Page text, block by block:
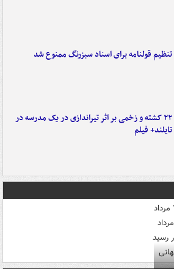
تنظیم قولنامه برای اسناد سبزرنگ ممنوع شد
۲۲ کشته و زخمی بر اثر تیراندازی در یک مدرسه در
تایلند+ فیلم